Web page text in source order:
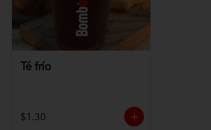
Té frío
$1.30